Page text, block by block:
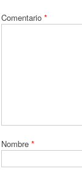
Comentario *
Nombre *